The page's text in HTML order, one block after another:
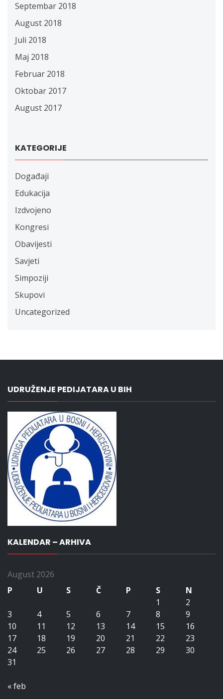
Septembar 2018
August 2018
Juli 2018
Maj 2018
Februar 2018
Oktobar 2017
August 2017
KATEGORIJE
Događaji
Edukacija
Izdvojeno
Kongresi
Obavijesti
Savjeti
Simpoziji
Skupovi
Uncategorized
UDRUŽENJE PEDIJATARA U BIH
KALENDAR – ARHIVA
August 2026
P
U S Č P S
N
1
2
3
4 5 6 7 8
9
10
11 12 13 14 15
16
17
18 19 20 21 22
23
24
25 26 27 28 29
30
31
« feb